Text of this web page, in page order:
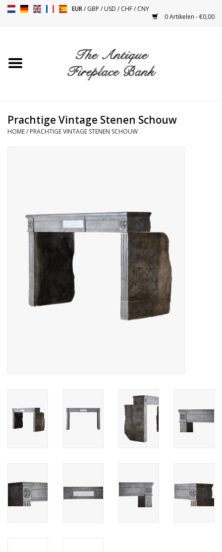
EUR/GBP /USD /CHF/CNY
0 Artikelen - €0,00
Toebehoren
Objecten
Decoratieve Outdoor
Vloeren - Steen, Terra Cotta
& Marmer
Login
Prachtige Vintage Stenen Schouw
HOME/ PRACHTIGE VINTAGE STENEN SCHOUW